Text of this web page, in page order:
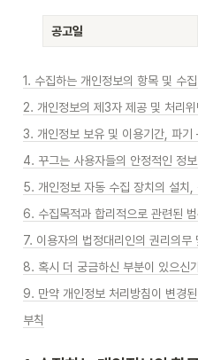
공고일
5. 개인정보 자동 수집 장치의 설치,
6. 수집목적과 합리적으로 관련된
7. 이용자의 법정대리인의 권리의무
8. 혹시 더 궁금하신 부분이 있으신
부칙